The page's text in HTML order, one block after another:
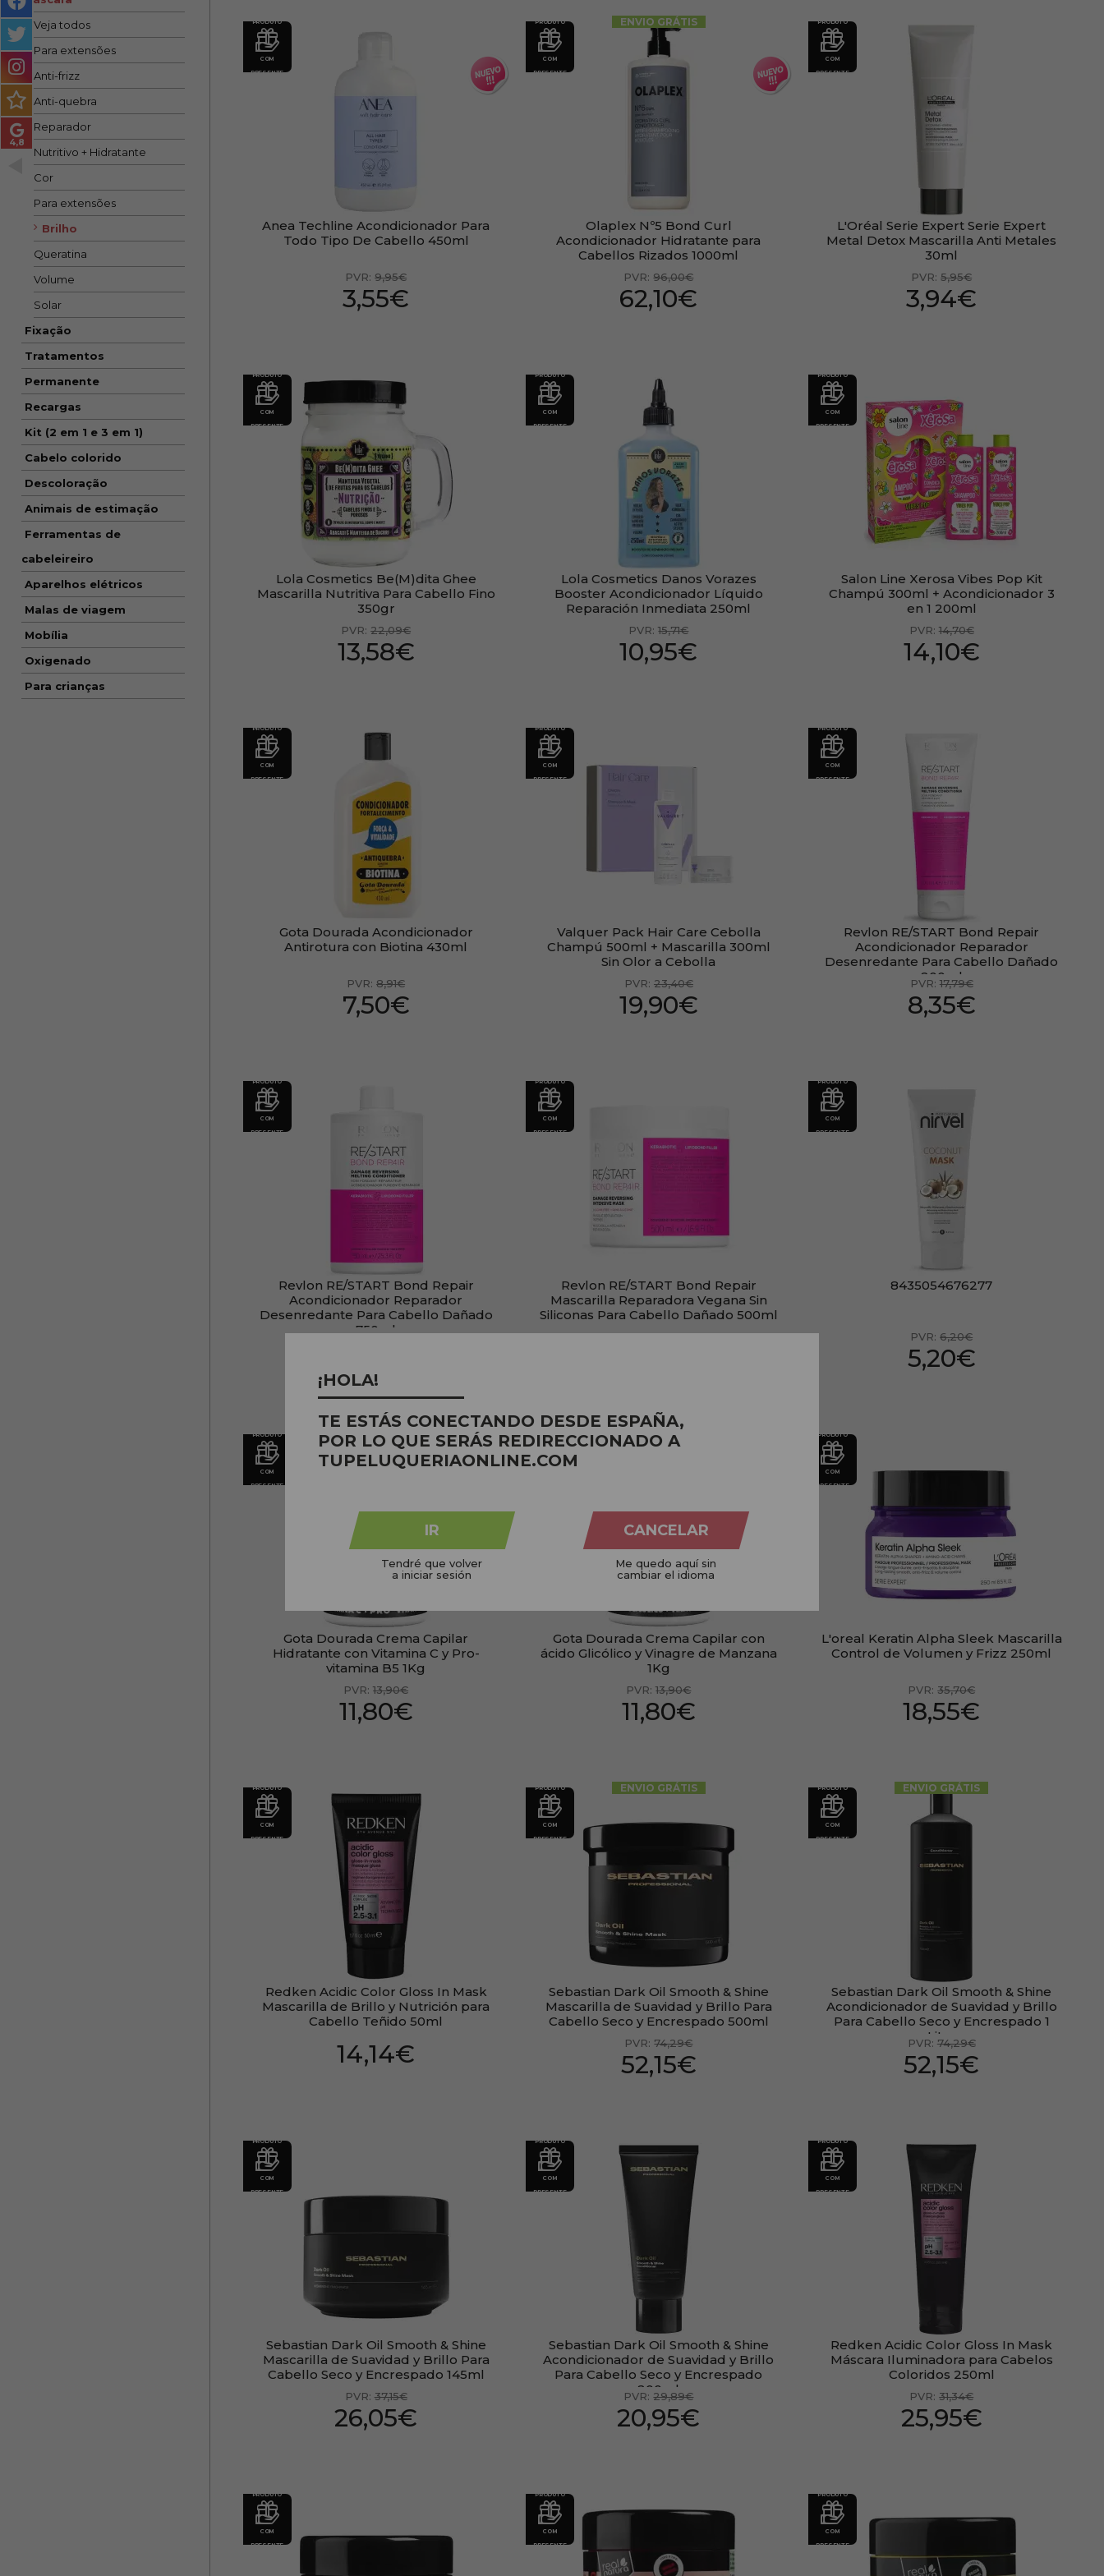
MASCULINO
MÉTODO
ENCARACOLADO
PACOTES DE PRESENTE
OUTLET
BLOG
Veja todos
Para extensões
Anti-frizz
Anti-quebra
Reparador
Nutritivo + Hidratante
Cor
Para extensões
Brilho
Queratina
Volume
Solar
Fixação
Tratamentos
Permanente
Recargas
Kit (2 em 1 e 3 em 1)
Cabelo colorido
Descoloração
Animais de estimação
Ferramentas de
cabeleireiro
Aparelhos elétricos
Malas de viagem
Mobília
Oxigenado
Para crianças
PRODUTO
COM
PRESENTE
Anea Techline Acondicionador Para
Todo Tipo De Cabello 450ml
PVR:9,95€
3,55€
PRODUTO
COM
PRESENTE
ENVIO GRÁTIS
Olaplex Nº5 Bond Curl
Acondicionador Hidratante para
Cabellos Rizados 1000ml
PVR:96,00€
62,10€
PRODUTO
COM
PRESENTE
L'Oréal Serie Expert Serie Expert
Metal Detox Mascarilla Anti Metales
30ml
PVR:5,95€
3,94€
PRODUTO
COM
PRESENTE
Lola Cosmetics Be(M)dita Ghee
Mascarilla Nutritiva Para Cabello Fino
350gr
PVR:22,09€
13,58€
PRODUTO
COM
PRESENTE
Lola Cosmetics Danos Vorazes
Booster Acondicionador Líquido
Reparación Inmediata 250ml
PVR:15,71€
10,95€
PRODUTO
COM
PRESENTE
Salon Line Xerosa Vibes Pop Kit
Champú 300ml + Acondicionador 3
en 1 200ml
PVR: 14,70€
14,10€
PRODUTO
COM
PRESENTE
Gota Dourada Acondicionador
Antirotura con Biotina 430ml
PVR:8,91€
7,50€
PRODUTO
COM
PRESENTE
Valquer Pack Hair Care Cebolla
Champú 500ml + Mascarilla 300ml
Sin Olor a Cebolla
PVR: 23,40€
19,90€
PRODUTO
COM
PRESENTE
Revlon RE/START Bond Repair
Acondicionador Reparador
Desenredante Para Cabello Dañado
200ml
PVR: 17,79€
8,35€
PRODUTO
COM
PRESENTE
Revlon RE/START Bond Repair
Acondicionador Reparador
Desenredante Para Cabello Dañado
750ml
PVR:48,16€
PRODUTO
COM
PRESENTE
Revlon RE/START Bond Repair
Mascarilla Reparadora Vegana Sin
Siliconas Para Cabello Dañado 500ml
PVR:50,70€
PRODUTO
COM
PRESENTE
8435054676277
PVR:6,20€
5,20€
PRODUTO
COM
PRESENTE
Gota Dourada Crema Capilar
Hidratante con Vitamina C y Pro-
vitamina B5 1Kg
PVR:13,90€
11,80€
PRODUTO
Gota Dourada Crema Capilar con
ácido Glicólico y Vinagre de Manzana
1Kg
PVR:13,90€
11,80€
PRODUTO
COM
PRESENTE
L'oreal Keratin Alpha Sleek Mascarilla
Control de Volumen y Frizz 250ml
PVR:35,70€
18,55€
PRODUTO
COM
PRESENTE
Redken Acidic Color Gloss In Mask
Mascarilla de Brillo y Nutrición para
Cabello Teñido 50ml
14,14€
PRODUTO
COM
PRESENTE
ENVIO GRÁTIS
Sebastian Dark Oil Smooth & Shine
Mascarilla de Suavidad y Brillo Para
Cabello Seco y Encrespado 500ml
PVR:74,29€
52,15€
PRODUTO
COM
PRESENTE
ENVIO GRÁTIS
Sebastian Dark Oil Smooth & Shine
Acondicionador de Suavidad y Brillo
Para Cabello Seco y Encrespado 1
Litro
PVR: 74,29€
52,15€
PRODUTO
COM
PRESENTE
Sebastian Dark Oil Smooth & Shine
Mascarilla de Suavidad y Brillo Para
Cabello Seco y Encrespado 145ml
PVR: 37,15€
26,05€
PRODUTO
COM
PRESENTE
Sebastian Dark Oil Smooth & Shine
Acondicionador de Suavidad y Brillo
Para Cabello Seco y Encrespado
200ml
PVR:29,89€
20,95€
PRODUTO
COM
PRESENTE
Redken Acidic Color Gloss In Mask
Máscara Iluminadora para Cabelos
Coloridos 250ml
PVR:31,34€
25,95€
PRODUTO
COM
PRESENTE
PRODUTO
COM
PRESENTE
PRODUTO
COM
PRESENTE
¡HOLA!
TE ESTÁS CONECTANDO DESDE ESPAÑA,
POR LO QUE SERÁS REDIRECCIONADO A
TUPELUQUERIAONLINE.COM
IR
Tendré que volver
a iniciar sesión
CANCELAR
Me quedo aquí sin
cambiar el idioma